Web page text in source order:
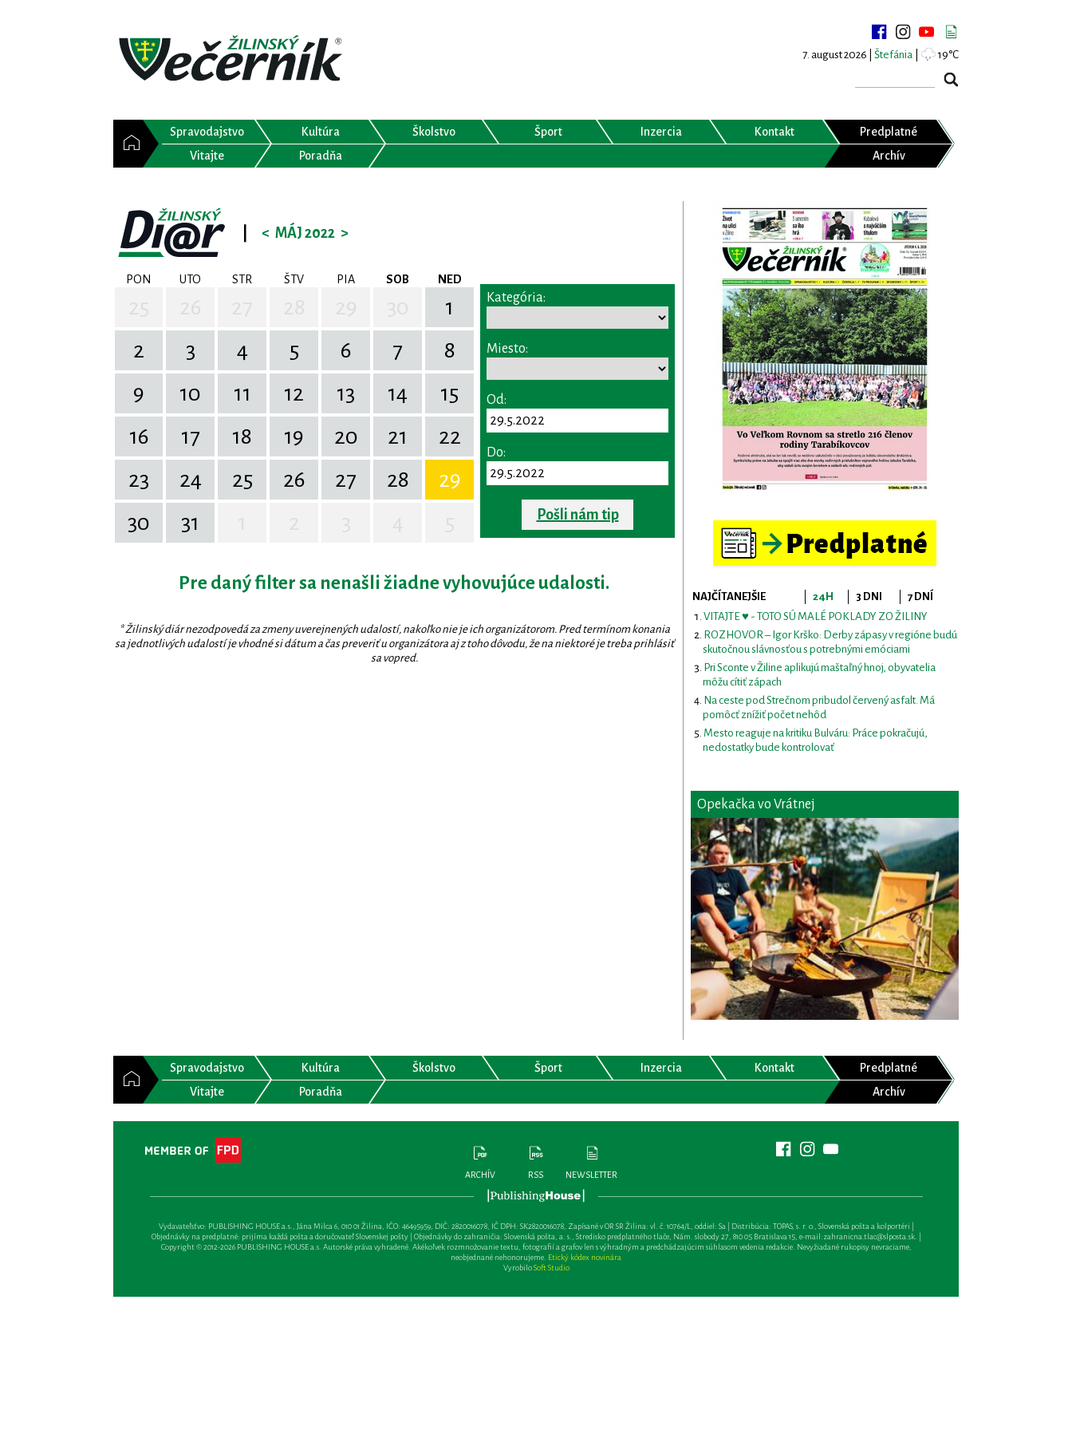
7. august 2026 | Štefánia 19°C
Spravodajstvo Kultúra Školstvo Šport Inzercia Kontakt
Predplatné
Vitajte
Poradňa Archív
< MÁJ 2022 >
PON UTO STR ŠTV PIA SOB NED
1
2
3 4 5 6 7
8
9
10 11 12 13 14
15
16
17 18 19 20 21
22
23
24 25 26 27 28
29
30
31
Kategória:
Miesto:
Od:
Do:
Pošli nám tip
Pre daný filter sa nenašli žiadne vyhovujúce udalosti.
* Žilinský diár nezodpovedá za zmeny uverejnených udalostí, nakoľko nie je ich organizátorom. Pred termínom konania
sa jednotlivých udalostí je vhodné si dátum a čas preveriť u organizátora aj z toho dôvodu, že na niektoré je treba prihlásiť
sa vopred.
NAJČÍTANEJŠIE 24H 3 DNI
7 DNÍ
VITAJTE ♥ - TOTO SÚ MALÉ POKLADY ZO ŽILINY
ROZHOVOR – Igor Krško: Derby zápasy v regióne budú
skutočnou slávnosťou s potrebnými emóciami
Pri Sconte v Žiline aplikujú maštaľný hnoj, obyvatelia
môžu cítiť zápach
Na ceste pod Strečnom pribudol červený asfalt. Má
pomôcť znížiť počet nehôd
Mesto reaguje na kritiku Bulváru: Práce pokračujú,
nedostatky bude kontrolovať
Opekačka vo Vrátnej
Spravodajstvo Kultúra Školstvo Šport Inzercia Kontakt
Predplatné
Vitajte
Poradňa Archív
ARCHÍV RSS NEWSLETTER
Vydavateľsťvo: PUBLISHING HOUSE a.s., Jána Milca 6, 010 01 Žilina, IČO: 46495959, DIČ: 2820016078, IČ DPH: SK2820016078, Zapísané v OR SR Žilina: vl. č. 10764/L, oddiel: Sa | Distribúcia: TOPAS, s. r. o., Slovenská pošta a kolportéri |
Objednávky na predplatné: prijíma každá pošta a doručovateľ Slovenskej pošty | Objednávky do zahraničia: Slovenská pošta, a. s., Stredisko predplatného tlače, Nám. slobody 27, 810 05 Bratislava 15, e-mail:zahranicna.tlac@slposta.sk. |
Copyright © 2012-2026 PUBLISHING HOUSE a.s. Autorské práva vyhradené. Akékoľvek rozmnožovanie textu, fotografií a grafov len s výhradným a predchádzajúcim súhlasom vedenia redakcie. Nevyžiadané rukopisy nevraciame,
neobjednané nehonorujeme. Etický kódex novinára
VyrobiloSoft Studio